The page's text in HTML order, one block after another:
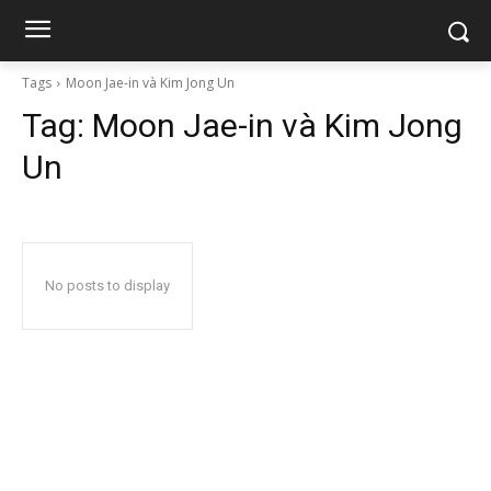
Tags Moon Jae-in và Kim Jong Un
Tag: Moon Jae-in và Kim Jong
Un
No posts to display